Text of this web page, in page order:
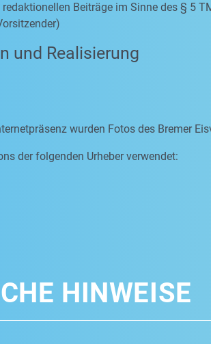
Beiträge im Sinne des § 5
und Realisierung
wurden Fotos des Bremer
der folgenden Urheber verwendet:
HINWEISE